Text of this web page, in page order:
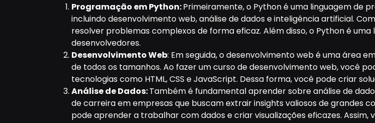
Programação em Python:Primeiramente, o Python é uma linguagem de
incluindo desenvolvimento web, análise de dados e inteligência artificial.
resolver problemas complexos de forma eficaz. Além disso, o Python é
desenvolvedores.
Desenvolvimento Web: Em seguida, o desenvolvimento web é uma área
de todos os tamanhos. Ao fazer um curso de desenvolvimento web, você
tecnologias como HTML, CSS e JavaScript. Dessa forma, você pode criar
Análise de Dados:Também é fundamental aprender sobre análise de
de carreira em empresas que buscam extrair insights valiosos de grandes
pode aprender a trabalhar com dados e criar visualizações eficazes.